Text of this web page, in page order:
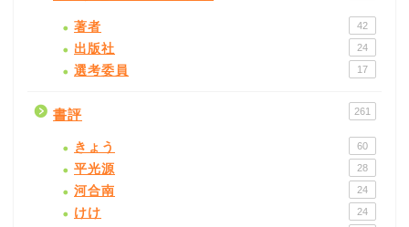
著者 42
出版社 24
選考委員 17
書評 261
きょう 60
平光源 28
河合南 24
けけ 24